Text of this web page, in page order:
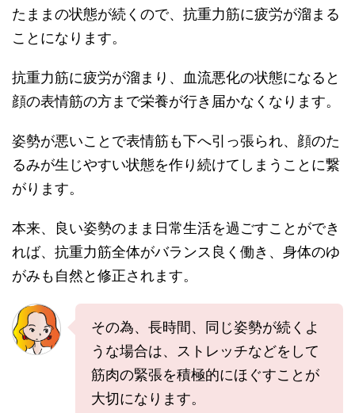
たままの状態が続くので、抗重力筋に疲労が溜まる
ことになります。
抗重力筋に疲労が溜まり、血流悪化の状態になると
顔の表情筋の方まで栄養が行き届かなくなります。
姿勢が悪いことで表情筋も下へ引っ張られ、顔のた
るみが生じやすい状態を作り続けてしまうことに繋
がります。
本来、良い姿勢のまま日常生活を過ごすことができ
れば、抗重力筋全体がバランス良く働き、身体のゆ
がみも自然と修正されます。
その為、長時間、同じ姿勢が続くよ
うな場合は、ストレッチなどをして
筋肉の緊張を積極的にほぐすことが
大切になります。